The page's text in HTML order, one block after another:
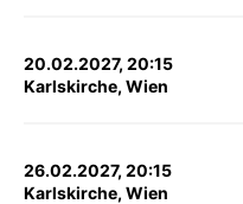
20.02.2027, 20:15
Karlskirche, Wien
26.02.2027, 20:15
Karlskirche, Wien